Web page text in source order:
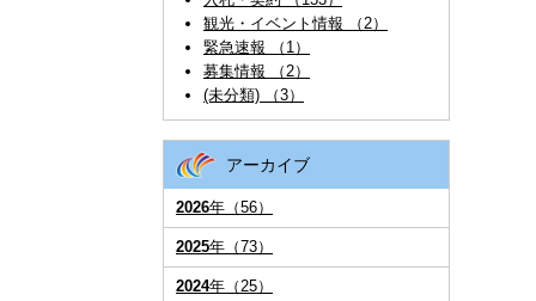
観光・イベント情報 （2）
緊急速報 （1）
募集情報 （2）
(未分類) （3）
アーカイブ
2026年（56）
2025年（73）
2024年（25）